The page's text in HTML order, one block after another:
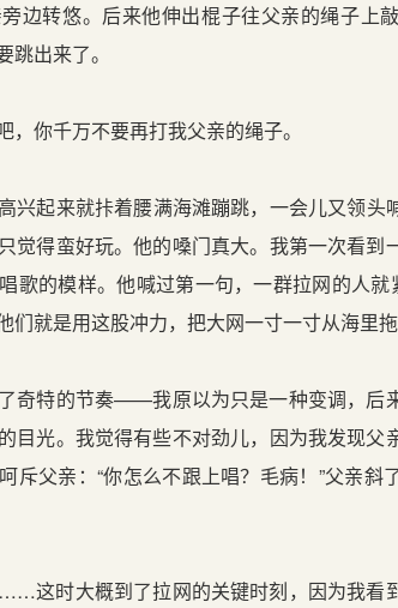
转悠。后来他伸出棍子往父亲的绳子上
出来了。
你千万不要再打我父亲的绳子。
起来就拤着腰满海滩蹦跳，一会儿又领
觉得蛮好玩。他的嗓门真大。我第一次看到
歌的模样。他喊过第一句，一群拉网的人就
就是用这股冲力，把大网一寸一寸从海里拖
特的节奏——我原以为只是一种变调，后
目光。我觉得有些不对劲儿，因为我发现父
斥父亲：“你怎么不跟上唱？毛病！”父亲斜
时大概到了拉网的关键时刻，因为我看